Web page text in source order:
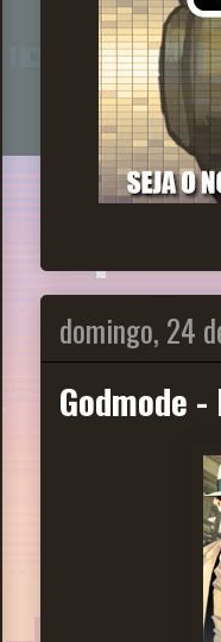
domingo, 24
Godmode